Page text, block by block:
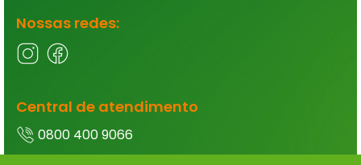
Nossas redes:
Central de atendimento
0800 400 9066